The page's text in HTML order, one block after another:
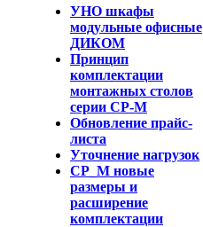
УНО шкафы
модульные офисные
ДИКОМ
Принцип
комплектации
монтажных столов
серии СР-М
Обновление прайс-
листа
Уточнение нагрузок
СР_М новые
размеры и
расширение
комплектации